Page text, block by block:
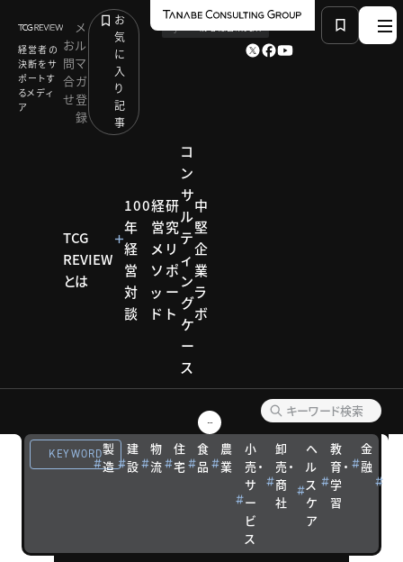
経営者の
決断をサ
ポートす
るメディ
ア
お
問
合
せ
メ
ル
マ
ガ
登
録
お
気
に
入
り
記
事
TCG
REVIEW
とは
100
年
経
営
対
談
経
営
メ
ソ
ッ
ド
研
究
リ
ポ
ー
ト
コ
ン
サ
ル
テ
ィ
ン
グ
ケ
ー
ス
中
堅
企
業
ラ
ボ
KEYWORD製
造
建
設
物
流
住
宅
食
品
農
業
小
売・
サ
ー
ビ
ス
卸
売・
商
社
ヘ
ル
ス
ケ
ア
教
育・
学
習
金
融
モデル企業
「介護保険＋保険外サービス」統合モデルの実現へ：
エムダブルエス日高
モデル企業
モデル
企業
優れた経営戦
略を実践する